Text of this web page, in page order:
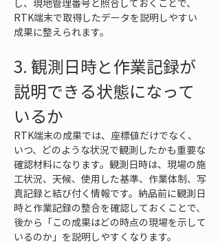
し、現地管理番号と照合しておくことで、
RTK端末で取得したデータを説明しやすい
成果に整えられます。
3. 観測日時と作業記録が
説明できる状態になって
いるか
RTK端末の成果では、座標値だけでなく、
いつ、どのような状況で観測したかも重要な
確認材料になります。観測日時は、現場の施
工状況、天候、使用した基準、作業体制、写
真記録と結び付く情報です。納品前に観測日
時と作業記録の整合を確認しておくことで、
後から「この成果はどの時点の現場を示して
いるのか」を説明しやすくなります。